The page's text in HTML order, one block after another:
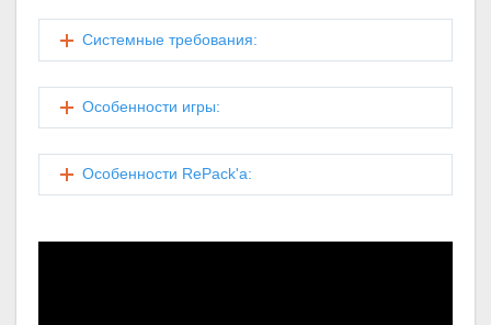
Системные требования:
Особенности игры:
Особенности RePack'а: